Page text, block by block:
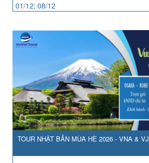
01/12; 08/12
TOUR NHẬT BẢN MÙA HÈ 2026 - VNA & VJ